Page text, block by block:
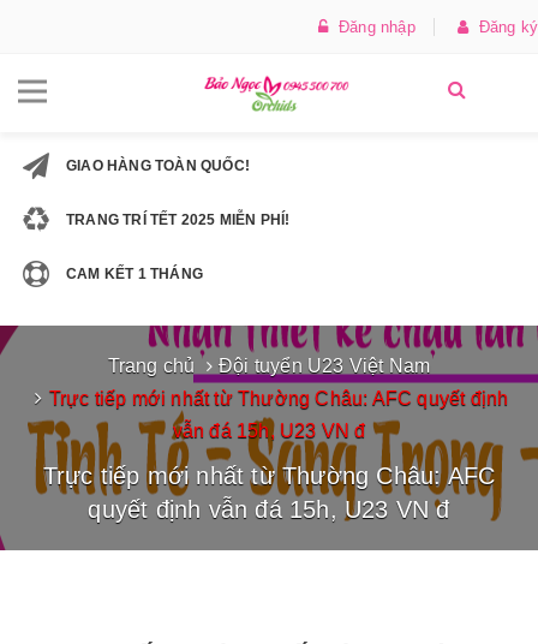
Đăng nhập Đăng ký
GIAO HÀNG TOÀN QUỐC!
TRANG TRÍ TẾT 2025 MIỄN PHÍ!
CAM KẾT 1 THÁNG
Trang chủ
Đội tuyển U23 Việt Nam
Trực tiếp mới nhất từ Thường Châu: AFC quyết định
vẫn đá 15h, U23 VN đ
Trực tiếp mới nhất từ Thường Châu: AFC
quyết định vẫn đá 15h, U23 VN đ